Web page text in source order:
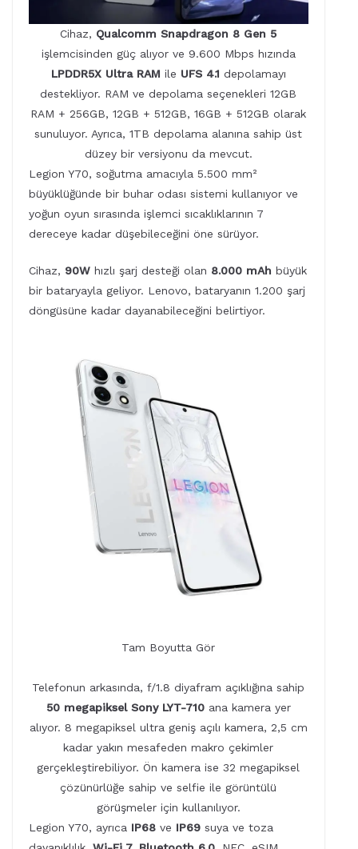
Cihaz, Qualcomm Snapdragon 8 Gen 5
işlemcisinden güç alıyor ve 9.600 Mbps hızında
LPDDR5X Ultra RAM ile UFS 4.1 depolamayı
destekliyor. RAM ve depolama seçenekleri 12GB
RAM + 256GB, 12GB + 512GB, 16GB + 512GB olarak
sunuluyor. Ayrıca, 1TB depolama alanına sahip üst
düzey bir versiyonu da mevcut.
Legion Y70, soğutma amacıyla 5.500 mm²
büyüklüğünde bir buhar odası sistemi kullanıyor ve
yoğun oyun sırasında işlemci sıcaklıklarının 7
dereceye kadar düşebileceğini öne sürüyor.
Cihaz, 90W hızlı şarj desteği olan 8.000 mAh büyük
bir bataryayla geliyor. Lenovo, bataryanın 1.200 şarj
döngüsüne kadar dayanabileceğini belirtiyor.
Tam Boyutta Gör
Telefonun arkasında, f/1.8 diyafram açıklığına sahip
50 megapiksel Sony LYT-710ana kamera yer
alıyor. 8 megapiksel ultra geniş açılı kamera, 2,5 cm
kadar yakın mesafeden makro çekimler
gerçekleştirebiliyor. Ön kamera ise 32 megapiksel
çözünürlüğe sahip ve selfie ile görüntülü
görüşmeler için kullanılıyor.
Legion Y70, ayrıca IP68 ve IP69 suya ve toza